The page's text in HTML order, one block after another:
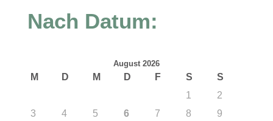
Nach Datum:
August 2026
M D M D F S
S
1
2
3
4 5 6 7 8
9